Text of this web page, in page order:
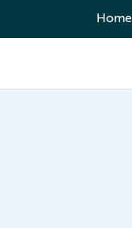
Home